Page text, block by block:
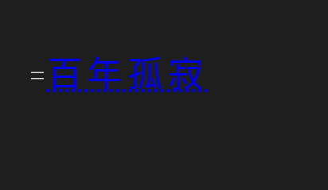
百年孤寂